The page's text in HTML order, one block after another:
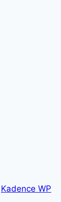
Kadence WP